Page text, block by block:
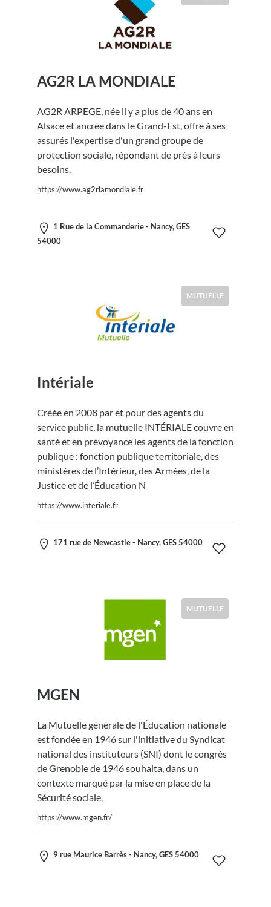
AG2R LA MONDIALE
AG2R ARPEGE, née il y a plus de 40 ans en
Alsace et ancrée dans le Grand-Est, offre à ses
assurés l'expertise d'un grand groupe de
protection sociale, répondant de près à leurs
besoins.
https://www.ag2rlamondiale.fr
1 Rue de la Commanderie - Nancy, GES
54000
MUTUELLE
Intériale
Créée en 2008 par et pour des agents du
service public, la mutuelle INTÉRIALE couvre en
santé et en prévoyance les agents de la fonction
publique : fonction publique territoriale, des
ministères de l’Intérieur, des Armées, de la
Justice et de l’Éducation N
https://www.interiale.fr
171 rue de Newcastle - Nancy, GES 54000
MUTUELLE
MGEN
La Mutuelle générale de l'Éducation nationale
est fondée en 1946 sur l'initiative du Syndicat
national des instituteurs (SNI) dont le congrès
de Grenoble de 1946 souhaita, dans un
contexte marqué par la mise en place de la
Sécurité sociale,
https://www.mgen.fr/
9 rue Maurice Barrès - Nancy, GES 54000